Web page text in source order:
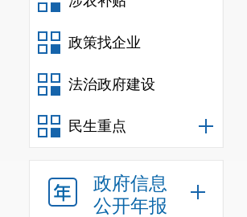
政策找企业
法治政府建设
民生重点
政府信息
公开年报